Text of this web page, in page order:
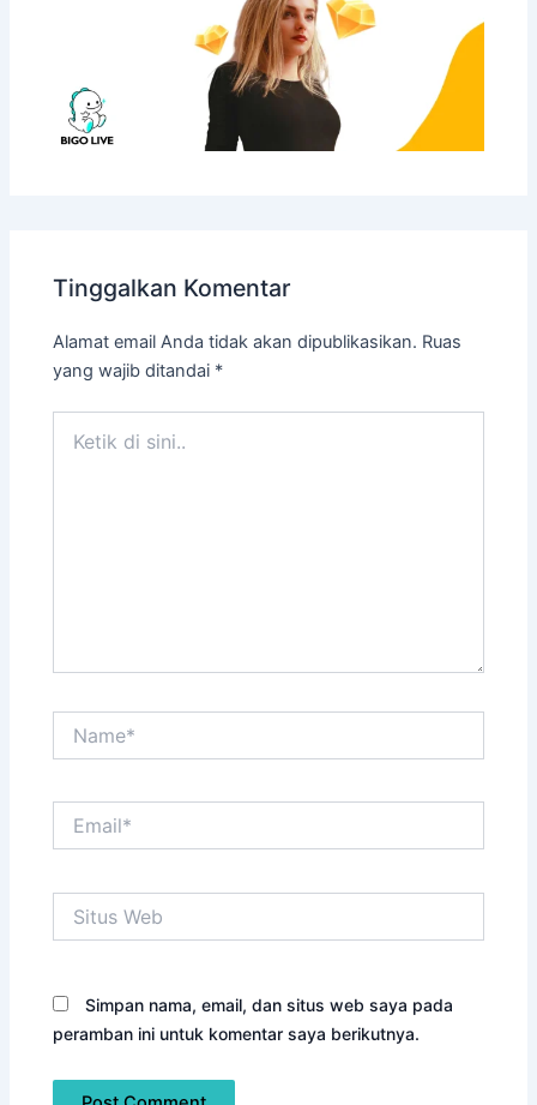
Tinggalkan Komentar
Alamat email Anda tidak akan dipublikasikan. Ruas
yang wajib ditandai *
Web
Simpan nama, email, dan situs web saya pada
peramban ini untuk komentar saya berikutnya.